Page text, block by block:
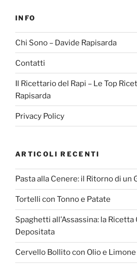
INFO
Chi Sono – Davide Rapisarda
Contatti
Il Ricettario del Rapi – Le Top
Rapisarda
Privacy Policy
ARTICOLI RECENTI
Pasta alla Cenere: il Ritorno di un
Tortelli con Tonno e Patate
Spaghetti all’Assassina: la
Depositata
Cervello Bollito con Olio e Limone